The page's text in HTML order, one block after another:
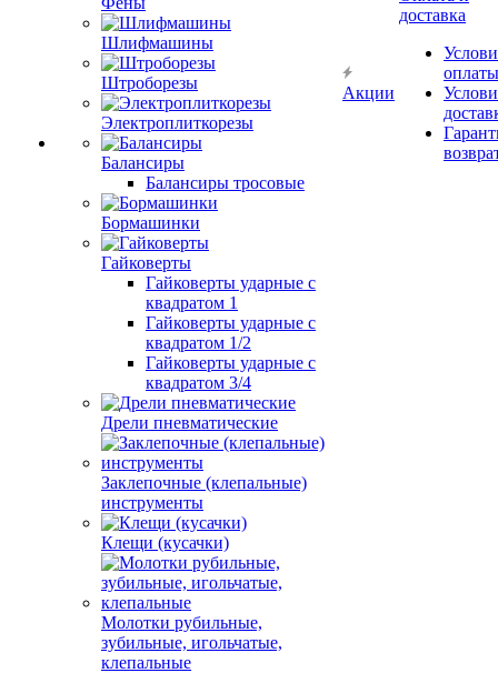
Шлифмашины
Штроборезы
Электроплиткорезы
Балансиры
Балансиры тросовые
Бормашинки
Гайковерты
Гайковерты ударные с
квадратом 1
Гайковерты ударные с
квадратом 1/2
Гайковерты ударные с
квадратом 3/4
Дрели пневматические
Заклепочные (клепальные)
инструменты
Клещи (кусачки)
Молотки рубильные,
зубильные, игольчатые,
клепальные
Акции
доставка
оплаты